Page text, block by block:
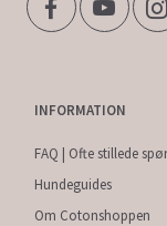
INFORMATION
FAQ | Ofte stillede
Hundeguides
Om Cotonshoppen